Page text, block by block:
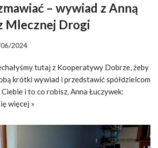
– wywiad z Anną
Mlecznej Drogi
2024
tutaj z Kooperatywy Dobrze, żeby
krótki wywiad i przedstawić spółdzielcom
i to co robisz. Anna Łuczywek:
więcej »